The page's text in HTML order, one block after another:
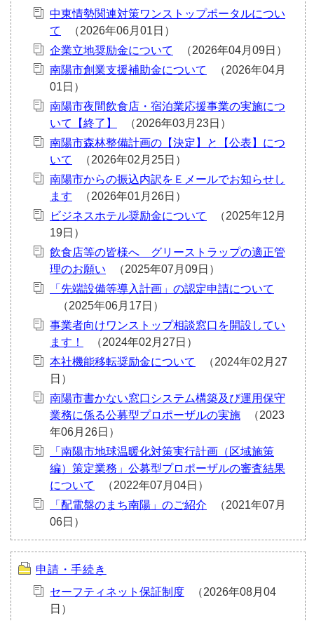
中東情勢関連対策ワンストップポータルについ
て
企業立地奨励金について
南陽市創業支援補助金について
南陽市夜間飲食店・宿泊業応援事業の実施につ
いて【終了】
南陽市森林整備計画の【決定】と【公表】につ
いて
南陽市からの振込内訳をＥメールでお知らせし
ます
ビジネスホテル奨励金について
飲食店等の皆様へ グリーストラップの適正管
理のお願い
「先端設備等導入計画」の認定申請について
事業者向けワンストップ相談窓口を開設してい
ます！
本社機能移転奨励金について
南陽市書かない窓口システム構築及び運用保守
業務に係る公募型プロポーザルの実施
「南陽市地球温暖化対策実行計画（区域施策
編）策定業務」公募型プロポーザルの審査結果
について
「配電盤のまち南陽」のご紹介
申請・手続き
セーフティネット保証制度